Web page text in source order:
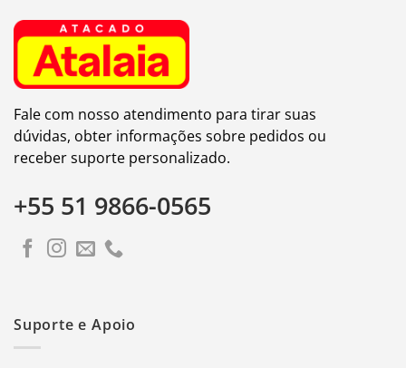
Fale com nosso atendimento para tirar suas
dúvidas, obter informações sobre pedidos ou
receber suporte personalizado.
+55 51 9866-0565
Suporte e Apoio